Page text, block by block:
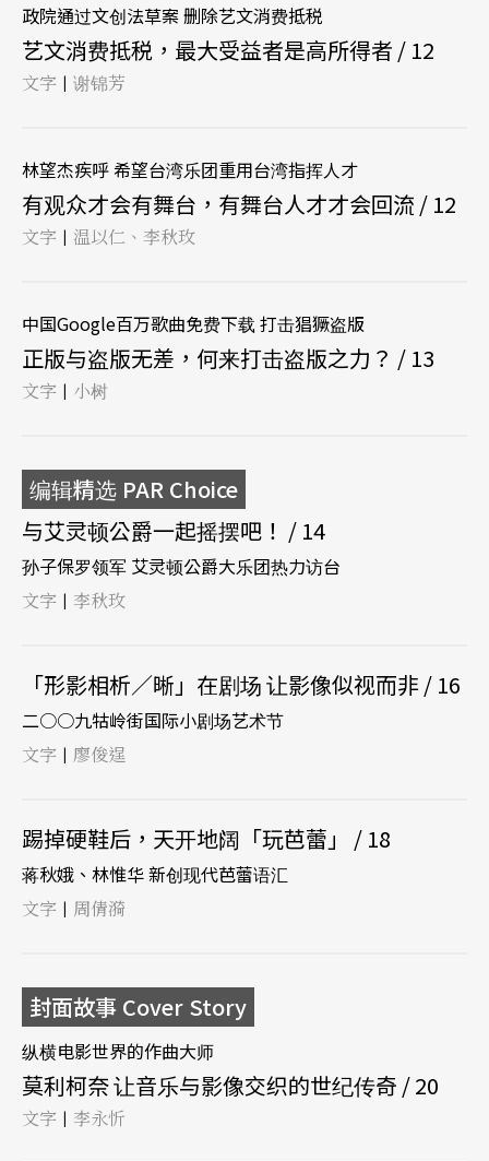
政院通过文创法草案 删除艺文消费抵税
艺文消费抵税，最大受益者是高所得者 / 12
文字 | 谢锦芳
林望杰疾呼 希望台湾乐团重用台湾指挥人才
有观众才会有舞台，有舞台人才才会回流 / 12
文字 | 温以仁、李秋玫
中国Google百万歌曲免费下载 打击猖獗盗版
正版与盗版无差，何来打击盗版之力？ / 13
文字 | 小树
编辑精选 PAR Choice
与艾灵顿公爵一起摇摆吧！ / 14
孙子保罗领军 艾灵顿公爵大乐团热力访台
文字 | 李秋玫
「形影相析／晰」在剧场 让影像似视而非 / 16
二○○九牯岭街国际小剧场艺术节
文字 | 廖俊逞
踢掉硬鞋后，天开地阔「玩芭蕾」 / 18
蒋秋娥、林惟华 新创现代芭蕾语汇
文字 | 周倩漪
封面故事 Cover Story
纵横电影世界的作曲大师
莫利柯奈 让音乐与影像交织的世纪传奇 / 20
文字 | 李永忻